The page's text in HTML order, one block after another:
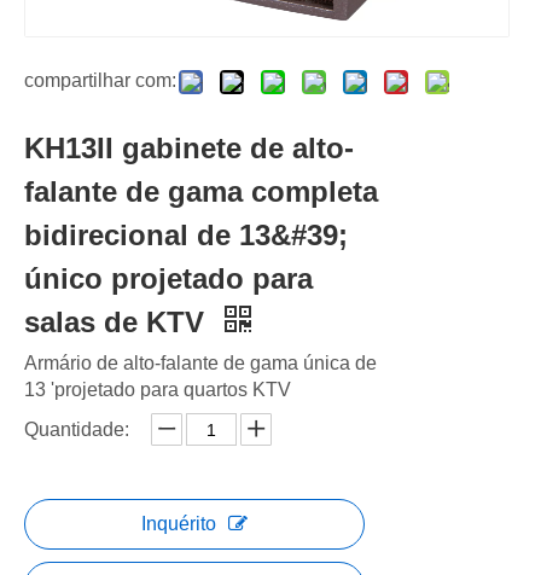
compartilhar com:
KH13II gabinete de alto-
falante de gama completa
bidirecional de 13&#39;
único projetado para
salas de KTV
Armário de alto-falante de gama única de
13 'projetado para quartos KTV
Quantidade:
Inquérito